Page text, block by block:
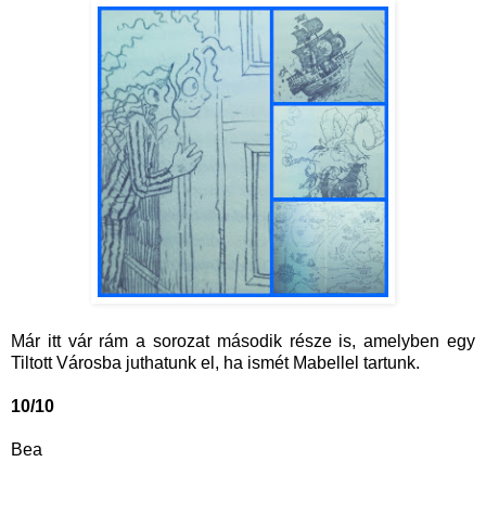
Már itt vár rám a sorozat második része is, amelyben egy
Tiltott Városba juthatunk el, ha ismét Mabellel tartunk.
10/10
Bea